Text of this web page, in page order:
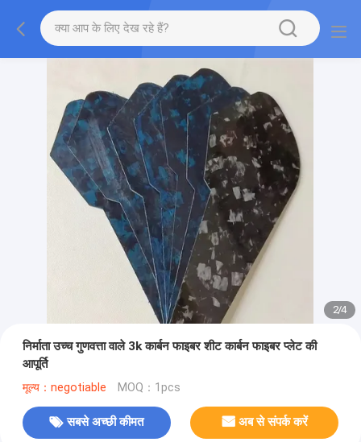
2/4
निर्माता उच्च गुणवत्ता वाले 3k कार्बन फाइबर शीट कार्बन फाइबर प्लेट की
आपूर्ति
मूल्य：negotiable MOQ：1pcs
सबसे अच्छी कीमत अब से संपर्क करें